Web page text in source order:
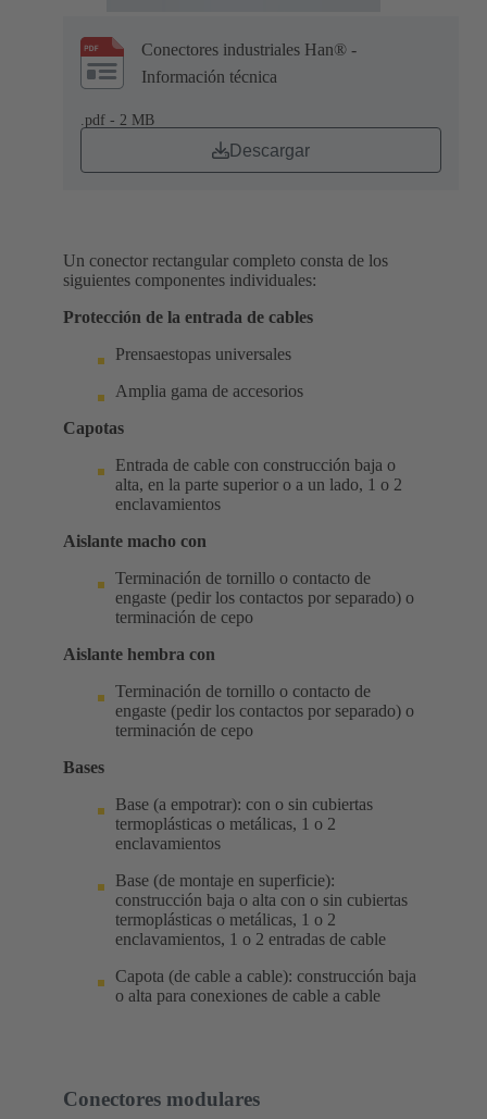
Conectores industriales Han® -
Información técnica
.pdf - 2 MB
Descargar
Un conector rectangular completo consta de los
siguientes componentes individuales:
Protección de la entrada de cables
Prensaestopas universales
Amplia gama de accesorios
Capotas
Entrada de cable con construcción baja o
alta, en la parte superior o a un lado, 1 o 2
enclavamientos
Aislante macho con
Terminación de tornillo o contacto de
engaste (pedir los contactos por separado) o
terminación de cepo
Aislante hembra con
Terminación de tornillo o contacto de
engaste (pedir los contactos por separado) o
terminación de cepo
Bases
Base (a empotrar): con o sin cubiertas
termoplásticas o metálicas, 1 o 2
enclavamientos
Base (de montaje en superficie):
construcción baja o alta con o sin cubiertas
termoplásticas o metálicas, 1 o 2
enclavamientos, 1 o 2 entradas de cable
Capota (de cable a cable): construcción baja
o alta para conexiones de cable a cable
Conectores modulares